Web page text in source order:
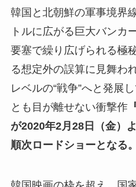
韓国と北朝鮮の軍事境界
トルに広がる巨大バンカ
要塞で繰り広げられる極
る想定外の誤算に見舞わ
レベルの“戦争”へと発展
とも目が離せない衝撃作
が2020年2月28日（金）
順次ロードショーとなる。